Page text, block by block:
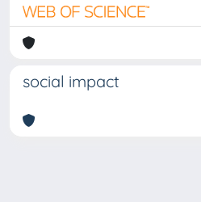
social impact